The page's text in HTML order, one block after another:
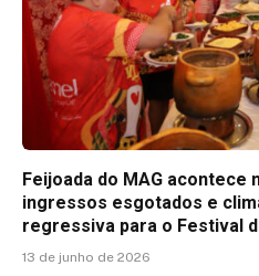
Feijoada do MAG acontece
ingressos esgotados e
regressiva para o Festival
13 de junho de 2026